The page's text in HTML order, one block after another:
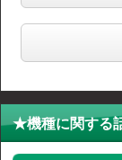
★機種に関する